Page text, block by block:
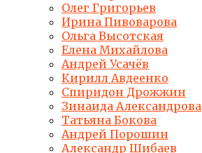
Олег Григорьев
Ирина Пивоварова
Ольга Высотская
Елена Михайлова
Андрей Усачёв
Кирилл Авдеенко
Спиридон Дрожжин
Зинаида Александрова
Татьяна Бокова
Андрей Порошин
Александр Шибаев